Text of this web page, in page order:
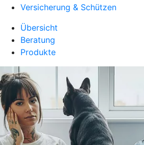
Versicherung & Schützen
Übersicht
Beratung
Produkte